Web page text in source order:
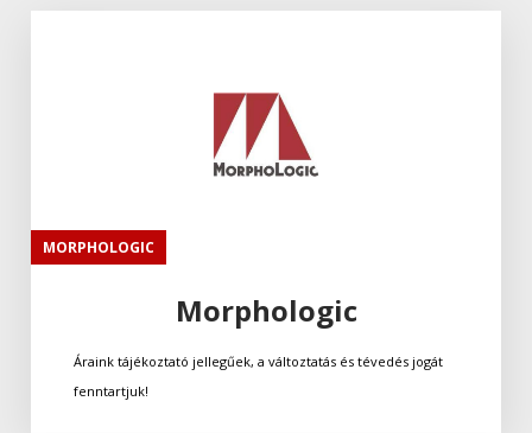
MORPHOLOGIC
Morphologic
Áraink tájékoztató jellegűek, a változtatás és tévedés jogát
fenntartjuk!